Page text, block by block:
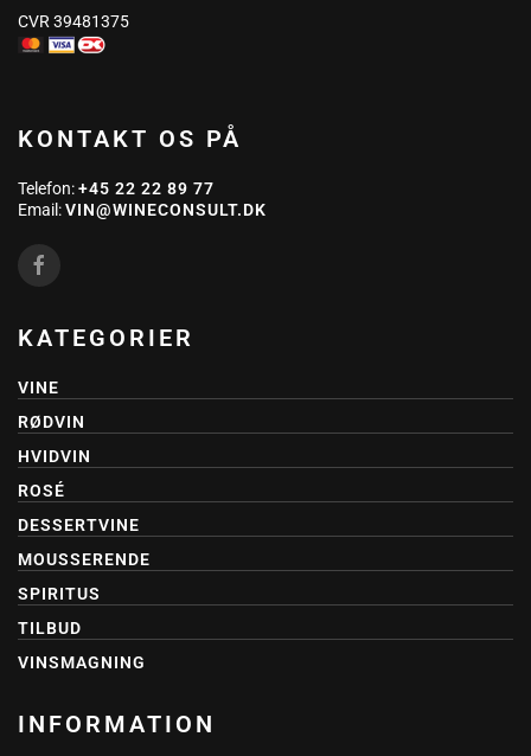
CVR 39481375
KONTAKT OS PÅ
Telefon:+45 22 22 89 77
Email:VIN@WINECONSULT.DK
KATEGORIER
VINE
RØDVIN
HVIDVIN
ROSÉ
DESSERTVINE
MOUSSERENDE
SPIRITUS
TILBUD
VINSMAGNING
INFORMATION